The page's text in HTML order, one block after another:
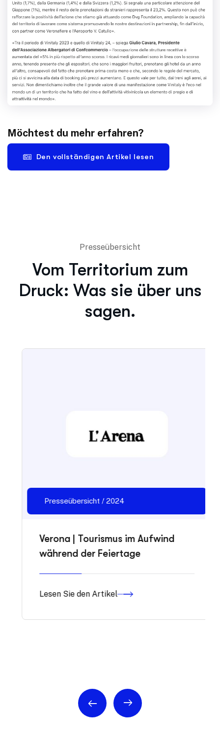
Möchtest du mehr erfahren?
Den vollständigen Artikel lesen
Presseübersicht
Vom Territorium zum
Druck: Was sie über uns
sagen.
Presseübersicht / 2024
Verona | Tourismus im Aufwind
während der Feiertage
Lesen Sie den Artikel